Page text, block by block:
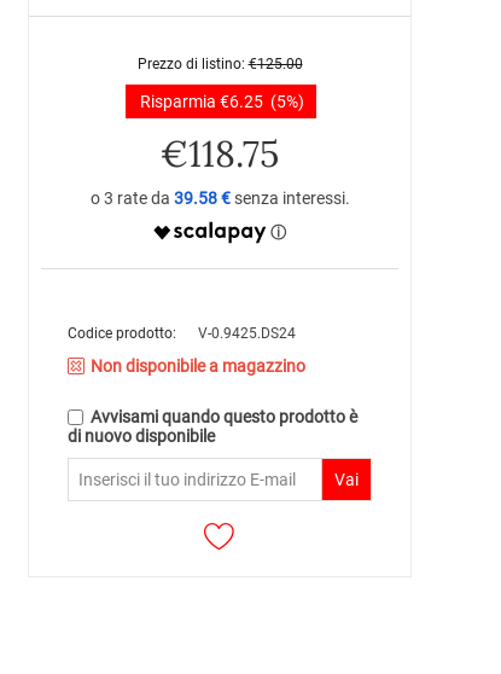
Prezzo di listino: €125.00
Risparmia €6.25 (5%)
€118.75
39.58 €
Codice prodotto: V-0.9425.DS24
Non disponibile a magazzino
Avvisami quando questo prodotto è
di nuovo disponibile
Vai